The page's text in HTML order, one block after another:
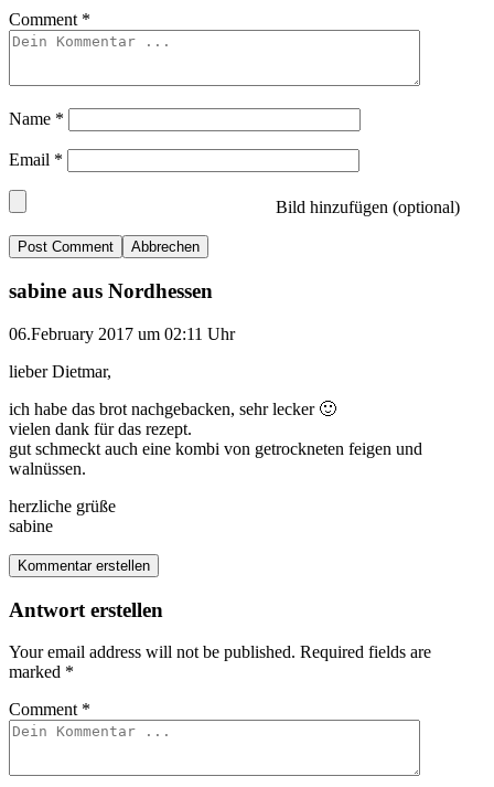
Comment *
Name *
Email *
Bild hinzufügen (optional)
Abbrechen
sabine aus Nordhessen
06.February 2017 um 02:11 Uhr
lieber Dietmar,
ich habe das brot nachgebacken, sehr lecker 🙂
vielen dank für das rezept.
gut schmeckt auch eine kombi von getrockneten feigen und
walnüssen.
herzliche grüße
sabine
Kommentar erstellen
Antwort erstellen
Your email address will not be published. Required fields are
marked *
Comment *